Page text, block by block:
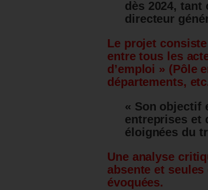
dès 2024, tant
directeur
Le projet
entre tous les
d’emploi » (Pôle
départements,
« Son objectif
entreprises et
éloignées du
Une analyse
absente et
évoquées.